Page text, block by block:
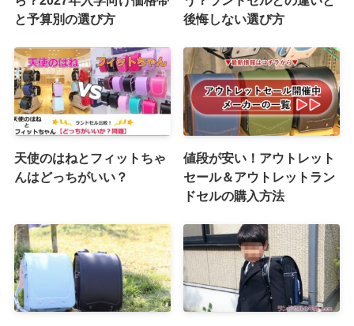
と予算別の選び方
後悔しない選び方
天使のはねとフィットちゃ
んはどっちがいい？
値段が安い！アウトレット
セール＆アウトレットラン
ドセルの購入方法